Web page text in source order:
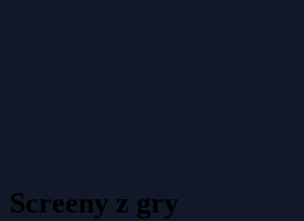
Screeny z gry